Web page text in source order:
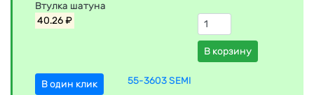
Втулка шатуна
40.26 ₽
В корзину
В один клик 55-3603 SEMI